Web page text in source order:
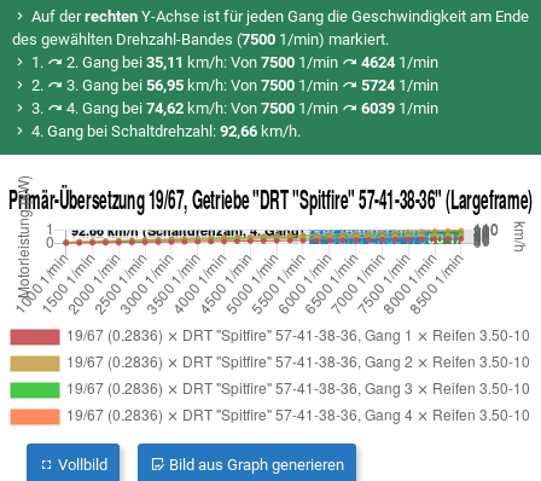
Auf derrechten Y-Achse ist für jeden Gang die Geschwindigkeit am Ende
des gewählten Drehzahl-Bandes (7500 1/min) markiert.
1.
2. Gang bei 35,11 km/h: Von 7500 1/min 4624 1/min
2.
3. Gang bei 56,95 km/h: Von 7500 1/min 5724 1/min
3.
4. Gang bei 74,62 km/h: Von 7500 1/min 6039 1/min
4. Gang bei Schaltdrehzahl: 92,66 km/h.
Vollbild Bild aus Graph generieren